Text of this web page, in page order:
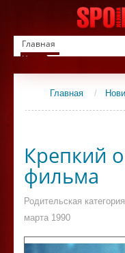
Главная
Новинки
Список фильмов
СериалыГлавная /
Крепкий
фильма
Родительская
марта 1990